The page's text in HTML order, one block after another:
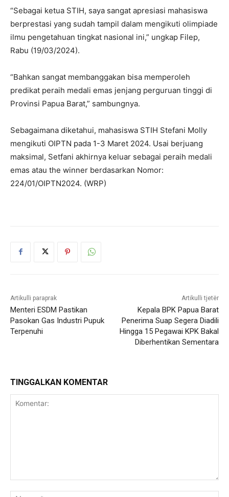
“Sebagai ketua STIH, saya sangat apresiasi mahasiswa
berprestasi yang sudah tampil dalam mengikuti olimpiade
ilmu pengetahuan tingkat nasional ini,” ungkap Filep,
Rabu (19/03/2024).
“Bahkan sangat membanggakan bisa memperoleh
predikat peraih medali emas jenjang perguruan tinggi di
Provinsi Papua Barat,” sambungnya.
Sebagaimana diketahui, mahasiswa STIH Stefani Molly
mengikuti OIPTN pada 1-3 Maret 2024. Usai berjuang
maksimal, Setfani akhirnya keluar sebagai peraih medali
emas atau the winner berdasarkan Nomor:
224/01/OIPTN2024. (WRP)
Artikulli paraprak
Menteri ESDM Pastikan
Pasokan Gas Industri Pupuk
Terpenuhi
Artikulli tjetër
Kepala BPK Papua Barat
Penerima Suap Segera Diadili
Hingga 15 Pegawai KPK Bakal
Diberhentikan Sementara
TINGGALKAN KOMENTAR